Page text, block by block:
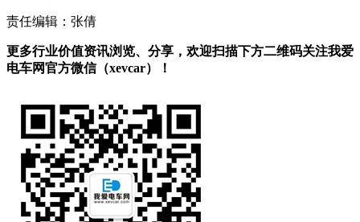
责任编辑：张倩
更多行业价值资讯浏览、分享，欢迎扫描下方二维码关注我爱
电车网官方微信（xevcar）！